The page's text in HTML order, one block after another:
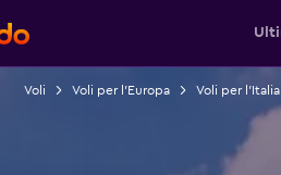
Voli Voli per l'Europa Voli per l'Italia